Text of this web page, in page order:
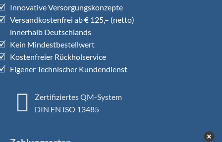
Innovative Versorgungskonzepte
Versandkostenfrei ab € 125,– (netto)
innerhalb Deutschlands
Kein Mindestbestellwert
Kostenfreier Rückholservice
Eigener Technischer Kundendienst
Zertifiziertes QM-System
DIN EN ISO 13485